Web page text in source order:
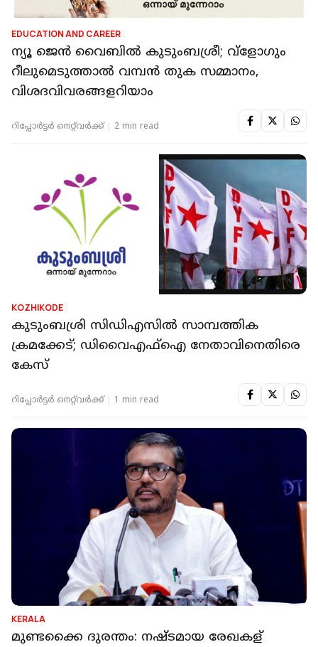
EDUCATION AND CAREER
ന്യൂ ജെന്‍ വൈബില്‍ കുടുംബശ്രീ; വ്ളോഗും
റീലുമെടുത്താല്‍ വമ്പന്‍ തുക സമ്മാനം,
വിശദവിവരങ്ങളറിയാം
റിപ്പോർട്ടർ നെറ്റ്‌വര്‍ക്ക്‌ 2 min read
KOZHIKODE
കുടുംബശ്രി സിഡിഎസില്‍ സാമ്പത്തിക
ക്രമക്കേട്; ഡിവൈഎഫ്‌ഐ നേതാവിനെതിരെ
കേസ്
റിപ്പോർട്ടർ നെറ്റ്‌വര്‍ക്ക്‌ 1 min read
KERALA
മുണ്ടക്കൈ ദുരന്തം: നഷ്ടമായ രേഖകള്